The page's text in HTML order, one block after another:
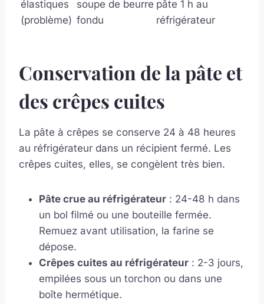
élastiques
(problème)
soupe de beurre
fondu
pâte 1 h au
réfrigérateur
Conservation de la pâte et
des crêpes cuites
La pâte à crêpes se conserve 24 à 48 heures
au réfrigérateur dans un récipient fermé. Les
crêpes cuites, elles, se congèlent très bien.
Pâte crue au réfrigérateur : 24-48 h dans
un bol filmé ou une bouteille fermée.
Remuez avant utilisation, la farine se
dépose.
Crêpes cuites au réfrigérateur : 2-3 jours,
empilées sous un torchon ou dans une
boîte hermétique.